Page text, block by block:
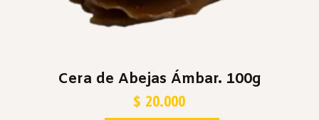
Cera de Abejas Ámbar. 100g
$ 20.000